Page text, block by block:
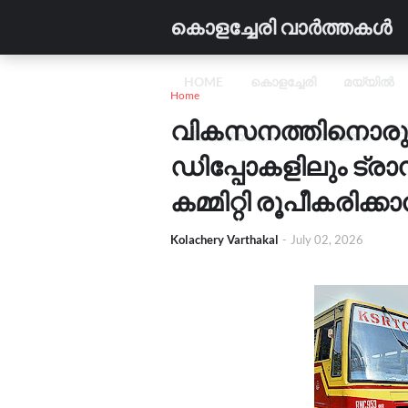
കൊളച്ചേരി വാർത്തകൾ
HOME കൊളച്ചേരി മയ്യിൽ
വിദ്യാഭ്യാസം വാണിജ്യം
Home
ഡിപ്പോകളിലും
കമ്മിറ്റി
Kolachery Varthakal - July 02, 2026